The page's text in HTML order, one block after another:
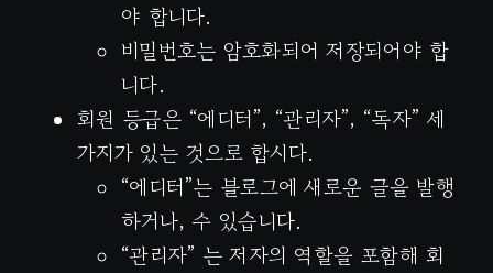
야 합니다.
비밀번호는 암호화되어 저장되어야 합
니다.
회원 등급은 “에디터”, “관리자”, “독자” 세
가지가 있는 것으로 합시다.
“에디터”는 블로그에 새로운 글을 발행
하거나, 수 있습니다.
“관리자” 는 저자의 역할을 포함해 회